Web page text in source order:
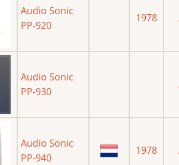
Audio Sonic
PP-920
1978
Audio Sonic
PP-930
Audio Sonic
PP-940
1978